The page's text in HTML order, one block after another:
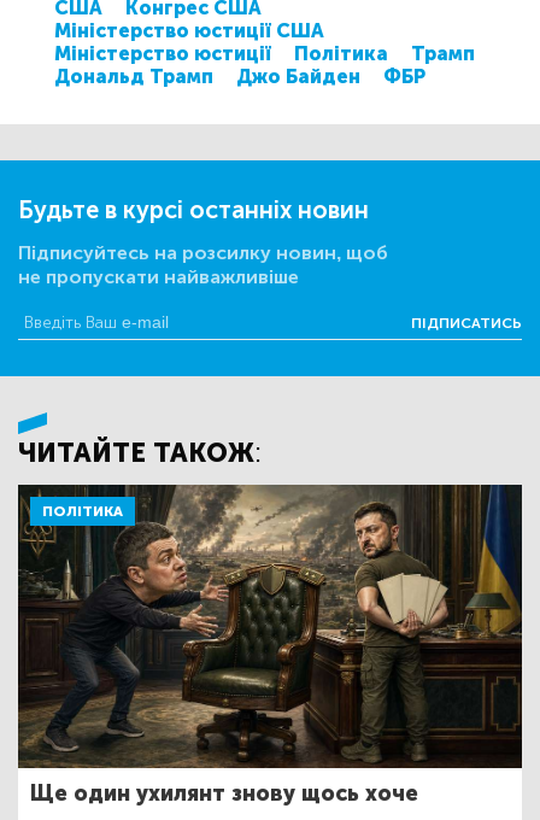
США
Конгрес США
Міністерство юстиції США
Міністерство юстиції
Політика
Трамп
Дональд Трамп
Джо Байден ФБР
Будьте в курсі останніх новин
Підписуйтесь на розсилку новин, щоб
не пропускати найважливіше
ПІДПИСАТИСЬ
ЧИТАЙТЕ ТАКОЖ:
ПОЛІТИКА
Ще один ухилянт знову щось хоче